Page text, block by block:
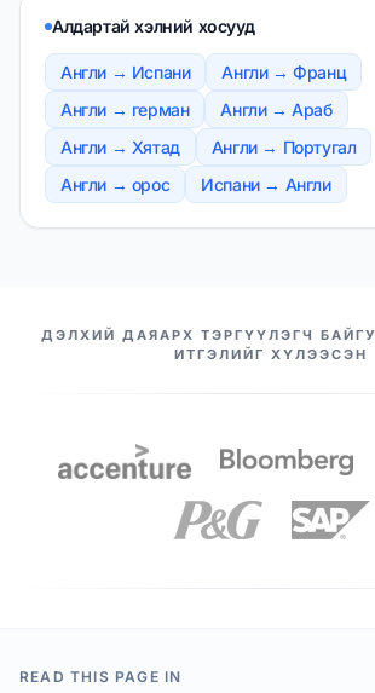
Алдартай хэлний хосууд
Англи → Испани
Англи → Франц
Англи → герман
Англи → Араб
Англи → Хятад
Англи → Португал
Англи → орос
Испани → Англи
МАНАЙ ТҮНШҮҮД
ДЭЛХИЙ ДАЯАРХ ТЭРГҮҮЛЭГЧ
ИТГЭЛИЙГ ХҮЛЭЭСЭН
READ THIS PAGE IN